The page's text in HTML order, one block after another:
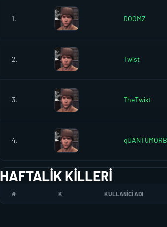
1. DOOMZ
2. Twist
3. TheTwist
4. qUANTUMORB
HAFTALIK KILLERI
# K KULLANICI ADI